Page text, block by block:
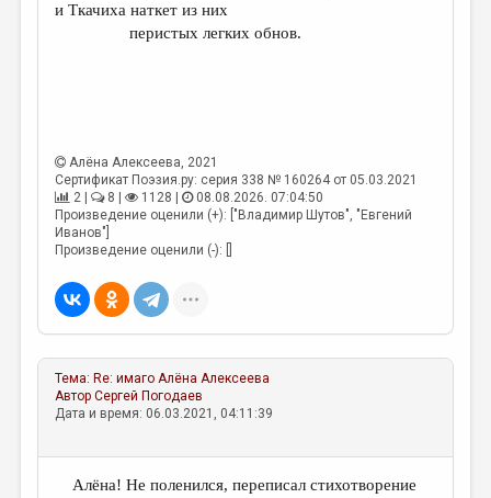
ПУБЛИЦИСТИКА
МЕДИА
ВКОНТАКТЕ
и Ткачиха наткет из них
перистых легких обнов.
Алёна Алексеева, 2021
Сертификат Поэзия.ру: серия 338 № 160264 от 05.03.2021
2 |
8 | 1128 |
08.08.2026. 07:04:50
Произведение оценили (+): ["Владимир Шутов", "Евгений
Иванов"]
Произведение оценили (-): []
Тема: Re: имаго Алёна Алексеева
АвторСергей Погодаев
Дата и время: 06.03.2021, 04:11:39
Алёна! Не поленился, переписал стихотворение